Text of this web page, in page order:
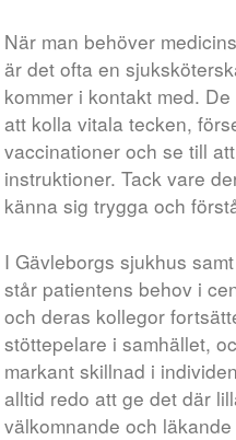
När man behöver
är det ofta en
kommer i kontakt med.
att kolla vitala tecken,
vaccinationer och se till
instruktioner. Tack vare
känna sig trygga och
I Gävleborgs sjukhus
står patientens behov i
och deras kollegor
stöttepelare i samhället,
markant skillnad i
alltid redo att ge det där
välkomnande och läkande